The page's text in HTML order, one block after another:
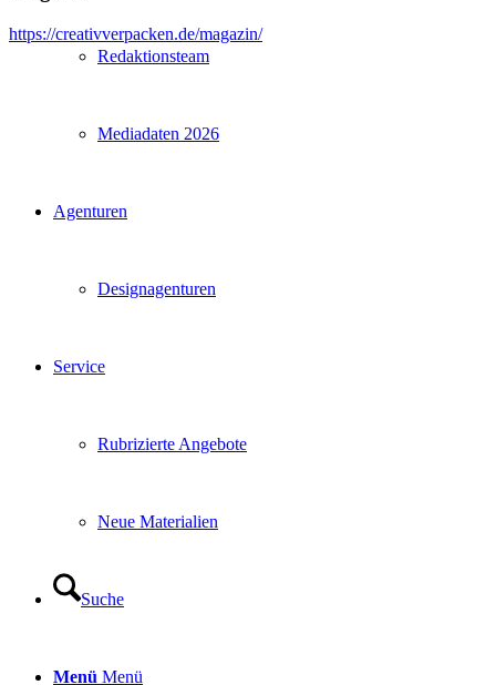
Redaktionsteam
Mediadaten 2026
Agenturen
Designagenturen
Service
Rubrizierte Angebote
Neue Materialien
Suche
Menü Menü
https://creativverpacken.de/magazin/